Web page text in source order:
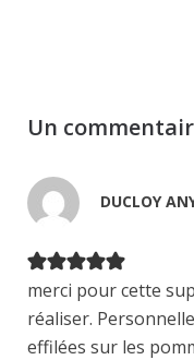
Un
DUCLOY
merci pour cette
réaliser.
effilées sur les